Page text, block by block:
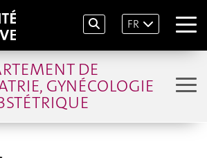
FR
DE
GYNÉCOLOGIE